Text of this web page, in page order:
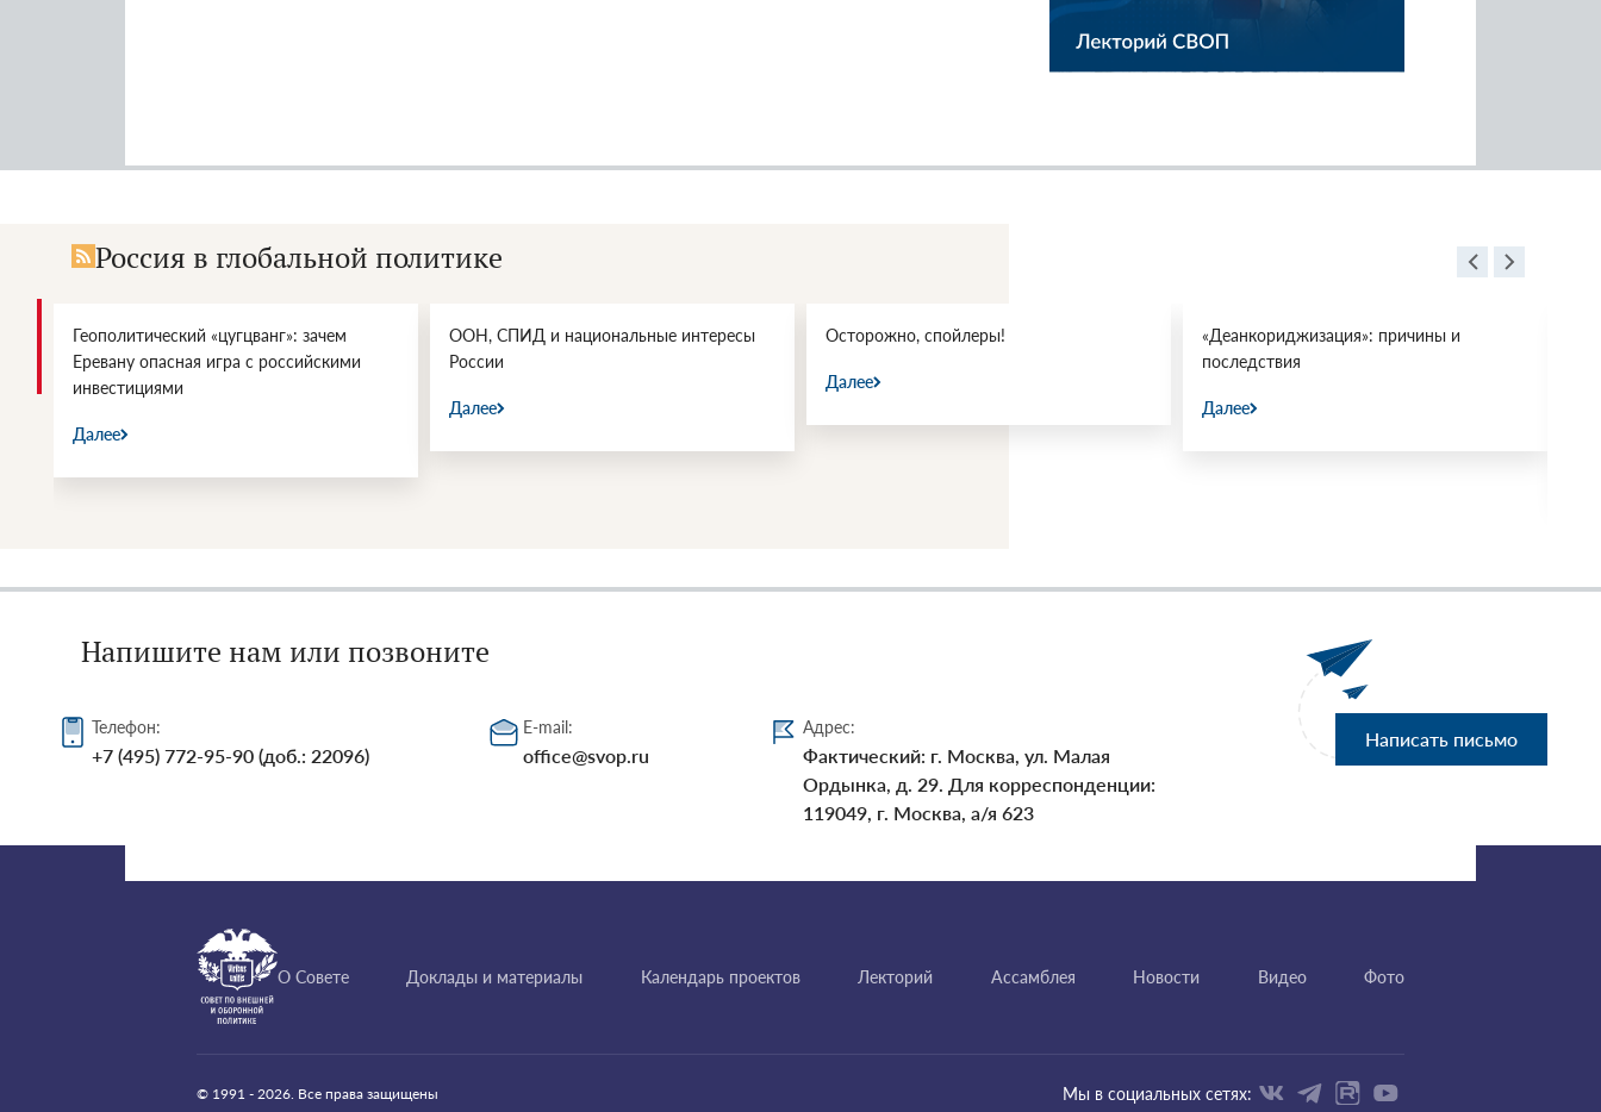
Россия в глобальной политике
Геополитический «цугцванг»: зачем
Еревану опасная игра с российскими
инвестициями
Далее
ООН, СПИД и национальные интересы
России
Далее
Осторожно, спойлеры!
Далее
«Деанкориджизация»: причины и
последствия
Далее
Напишите нам или позвоните
Телефон:
+7 (495) 772-95-90 (доб.: 22096)
E-mail:
office@svop.ru
Адрес:
Фактический: г. Москва, ул. Малая
Ордынка, д. 29. Для корреспонденции:
119049, г. Москва, а/я 623
Написать письмо
О Совете Доклады и материалы Календарь проектов Лекторий Ассамблея Новости Видео Фото
© 1991 - 2026. Все права защищены Мы в социальных сетях: